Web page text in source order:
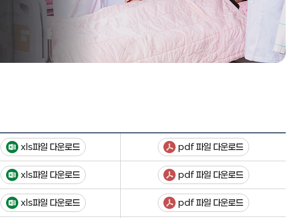
xls파일 다운로드 pdf 파일 다운로드
xls파일 다운로드 pdf 파일 다운로드
xls파일 다운로드 pdf 파일 다운로드